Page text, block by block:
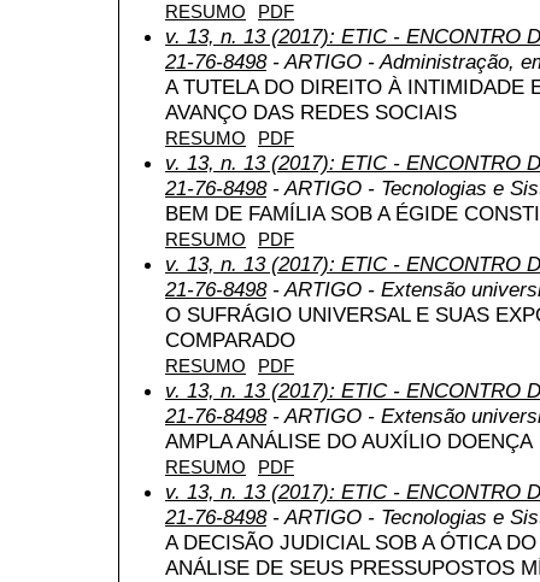
RESUMO PDF
v. 13, n. 13 (2017): ETIC - ENCONTRO
21-76-8498- ARTIGO - Administração,
A TUTELA DO DIREITO À INTIMIDADE
AVANÇO DAS REDES SOCIAIS
RESUMO PDF
v. 13, n. 13 (2017): ETIC - ENCONTRO
21-76-8498- ARTIGO - Tecnologias e
BEM DE FAMÍLIA SOB A ÉGIDE
RESUMO PDF
v. 13, n. 13 (2017): ETIC - ENCONTRO
21-76-8498- ARTIGO - Extensão
O SUFRÁGIO UNIVERSAL E SUAS
COMPARADO
RESUMO PDF
v. 13, n. 13 (2017): ETIC - ENCONTRO
21-76-8498- ARTIGO - Extensão
AMPLA ANÁLISE DO AUXÍLIO DOENÇA
RESUMO PDF
v. 13, n. 13 (2017): ETIC - ENCONTRO
21-76-8498- ARTIGO - Tecnologias e
A DECISÃO JUDICIAL SOB A ÓTICA
ANÁLISE DE SEUS PRESSUPOSTOS